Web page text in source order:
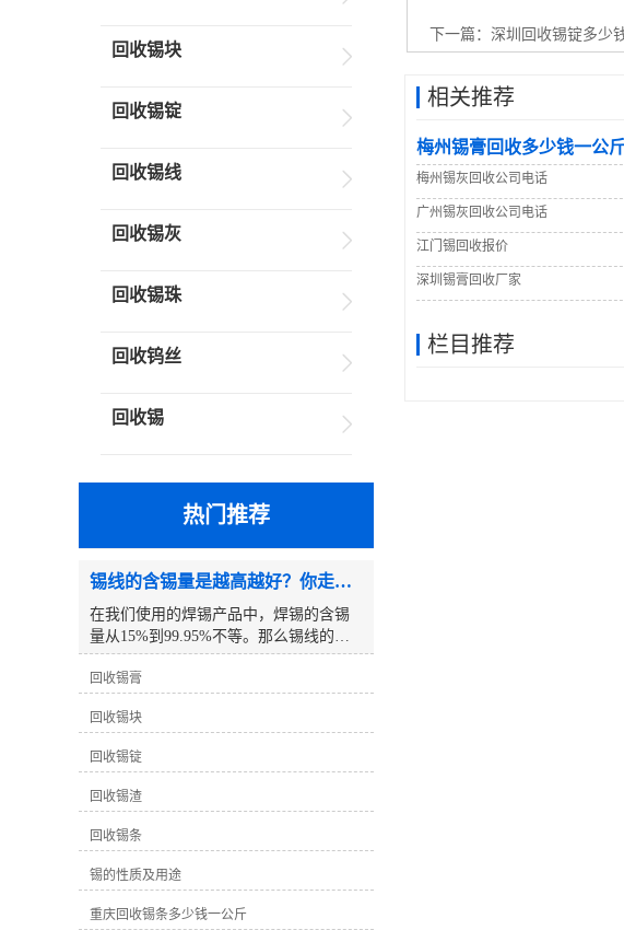
下一篇： 深圳回收锡锭多少
相关推荐
梅州锡膏回收多少钱一公
梅州锡灰回收公司电话
广州锡灰回收公司电话
江门锡回收报价
深圳锡膏回收厂家
栏目推荐
回收锡块
回收锡锭
回收锡线
回收锡灰
回收锡珠
回收钨丝
回收锡
热门推荐
锡线的含锡量是越高越好？你走进了误区！
在我们使用的焊锡产品中，焊锡的含锡
量从15%到99.95%不等。那么锡线的含
锡量越高越好吗？以下是一个例子:众所
周知，锡线分为铅锡线和无铅锡线，但
63度锡线。除了这条63度的锡线，其他
锡线的度数都是5倍。为什么63度的锡线
不设置为65度？为什么没有比63度高的
铅锡线？例如，70度 、75度 、80度等。
事实上，真相是这样的：63度锡线是铅
与锡的良好比例，其熔点达到较低的183
度℃。为什么没有比63度高的铅锡线
呢？这个问题要简单得多，因为锡的价
锡线的高度不仅昂贵，而且锡线不如63
回收锡膏
回收锡块
回收锡锭
回收锡渣
回收锡条
锡的性质及用途
重庆回收锡条多少钱一公斤